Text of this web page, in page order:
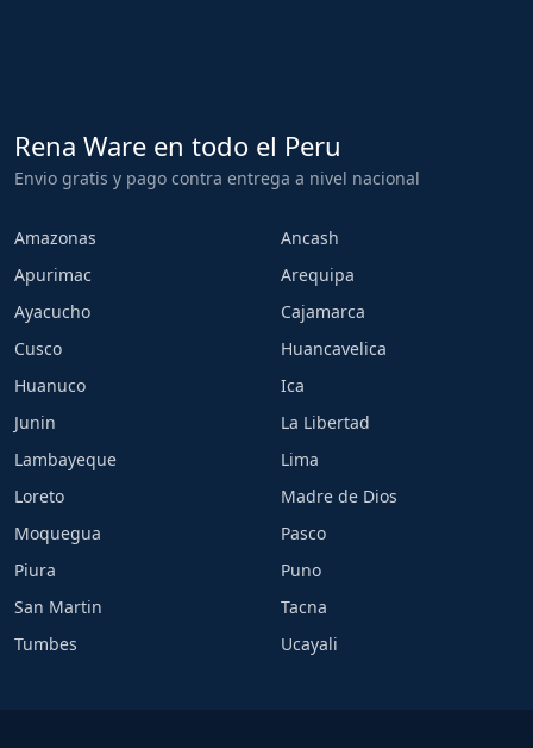
Rena Ware en todo el Peru
Envio gratis y pago contra entrega a nivel nacional
Amazonas
Ancash
Apurimac
Arequipa
Ayacucho
Cajamarca
Cusco
Huancavelica
Huanuco
Ica
Junin
La Libertad
Lambayeque
Lima
Loreto
Madre de Dios
Moquegua
Pasco
Piura
Puno
San Martin
Tacna
Tumbes
Ucayali